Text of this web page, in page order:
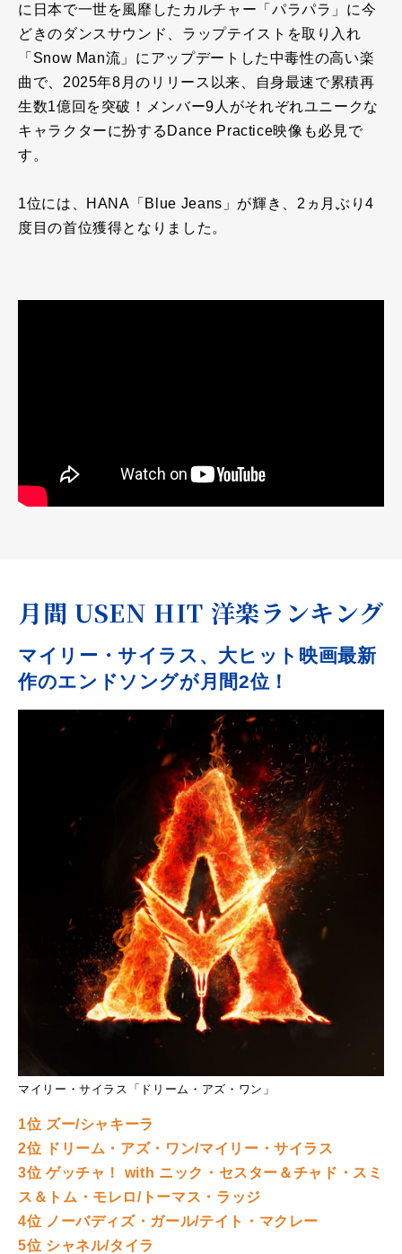
に日本で一世を風靡したカルチャー「パラパラ」に今
どきのダンスサウンド、ラップテイストを取り入れ
「 Snow Man流」にアップデートした中毒性の高い楽
曲で、 2025年8 月のリリース以来、自身最速で累積再
生数1億回を突破！メンバー9 人がそれぞれユニークな
キャラクターに扮する Dance Practice映像も必見で
す。
1位には、 HANA 「 Blue Jeans 」が輝き、 2 ヵ月ぶり4
度目の首位獲得となりました。
月間 USEN HIT 洋楽ランキング
マイリー・サイラス、大ヒット映画最新
作のエンドソングが月間2位！
マイリー・サイラス「ドリーム・アズ・ワン」
1位 ズー/シャキーラ
2位 ドリーム・アズ・ワン/マイリー・サイラス
3位 ゲッチャ！ with ニック・セスター＆チャド・スミ
ス＆トム・モレロ/トーマス・ラッジ
4位 ノーバディズ・ガール/テイト・マクレー
5位 シャネル/タイラ